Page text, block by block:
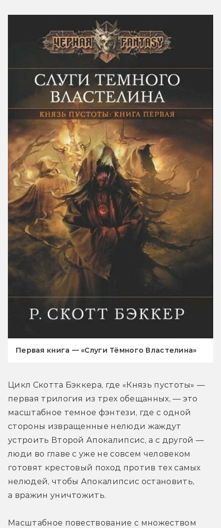
Первая книга — «Слуги Тёмного Властелина»
Цикл Скотта Бэккера, где «Князь пустоты» —
первая трилогия из трех обещанных, — это
масштабное темное фэнтези, где с одной
стороны извращенные нелюди жаждут
устроить Второй Апокалипсис, а с другой —
люди во главе с уже не совсем человеком
готовят крестовый поход против тех самых
нелюдей, чтобы Апокалипсис остановить,
а вражин уничтожить.
Масштабное повествование с множеством